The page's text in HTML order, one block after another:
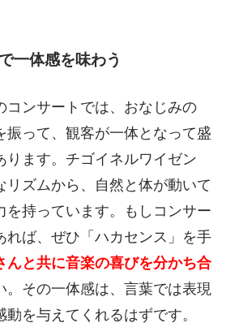
一体感を味わう
コンサートでは、おなじみの
振って、観客が一体となって盛
ります。チゴイネルワイゼン
リズムから、自然と体が動いて
を持っています。もしコンサー
れば、ぜひ「ハカセンス」を手
んと共に音楽の喜びを分かち合
。その一体感は、言葉では表現
を与えてくれるはずです。